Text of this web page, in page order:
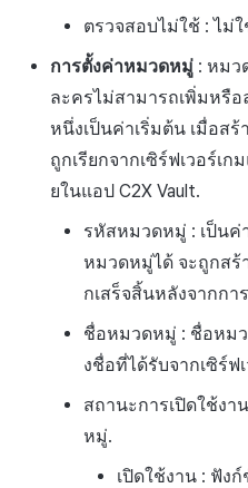
ตรวจสอบไม่ใช้ : ไม่
การตั้งค่าหมวดหมู่: หมว
ละครไม่สามารถเพิ่มหรื
หนึ่งเป็นค่าเริ่มต้น เมื่อส
ถูกเรียกจากเซิร์ฟเวอร์เ
ยในแอป C2X Vault.
รหัสหมวดหมู่ : เป็นค่
หมวดหมู่ได้ จะถูกสร้
กเสร็จสิ้นหลังจากก
ชื่อหมวดหมู่ : ชื่อหม
งชื่อที่ได้รับจากเซิร์ฟ
สถานะการเปิดใช้งา
หมู่.
เปิดใช้งาน : ฟัง